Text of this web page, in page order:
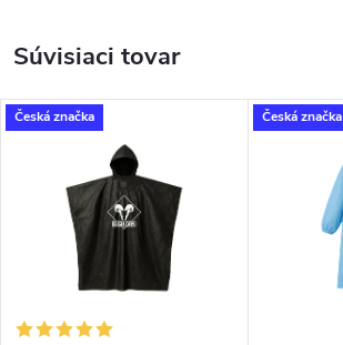
Súvisiaci tovar
Česká značka Česká značka